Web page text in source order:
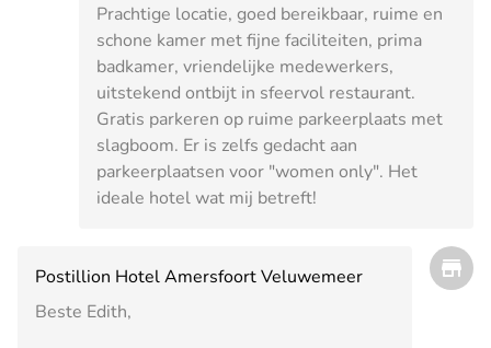
Prachtige locatie, goed bereikbaar, ruime en
schone kamer met fijne faciliteiten, prima
badkamer, vriendelijke medewerkers,
uitstekend ontbijt in sfeervol restaurant.
Gratis parkeren op ruime parkeerplaats met
slagboom. Er is zelfs gedacht aan
parkeerplaatsen voor "women only". Het
ideale hotel wat mij betreft!
Postillion Hotel Amersfoort Veluwemeer
Beste Edith,